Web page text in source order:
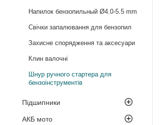
Напилок бензопильный Ø4.0-5.5 mm
Свічки запалювання для бензопил
Захисне спорядження та аксесуари
Клин валочні
Шнур ручного стартера для
бензоінструментів
Підшипники
АКБ мото